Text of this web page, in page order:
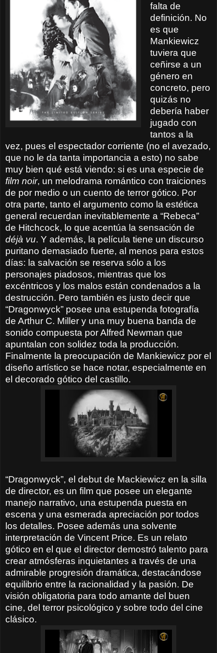
falta de
definición. No
es que
Mankiewicz
tuviera que
ceñirse a un
género en
concreto, pero
quizás no
debería haber
jugado con
tantos a la
vez, pues el espectador corriente (no el avezado,
que no le da tanta importancia a esto) no sabe
muy bien qué está viendo: si es una especie de
film noir, un melodrama romántico con traiciones
de por medio o un cuento de terror gótico. Por
otra parte, tanto el argumento como la estética
general recuerdan inevitablemente a “Rebeca”
de Hitchcock, lo que acentúa la sensación de
déjà vu. Y además, la película tiene un discurso
puritano demasiado fuerte, al menos para estos
días: la salvación se reserva sólo a los
personajes piadosos, mientras que los
excéntricos y los malos están condenados a la
destrucción. Pero también es justo decir que
“Dragonwyck” posee una estupenda fotografía
de Arthur C. Miller y una muy buena banda de
sonido compuesta por Alfred Newman que
apuntalan con solidez toda la producción.
Finalmente la preocupación de Mankiewicz por el
diseño artístico se hace notar, especialmente en
el decorado gótico del castillo.
“Dragonwyck”, el debut de Mackiewicz en la silla
de director, es un film que posee un elegante
manejo narrativo, una estupenda puesta en
escena y una esmerada apreciación por todos
los detalles. Posee además una solvente
interpretación de Vincent Price. Es un relato
gótico en el que el director demostró talento para
crear atmósferas inquietantes a través de una
admirable progresión dramática, destacándose
equilibrio entre la racionalidad y la pasión. De
visión obligatoria para todo amante del buen
cine, del terror psicológico y sobre todo del cine
clásico.